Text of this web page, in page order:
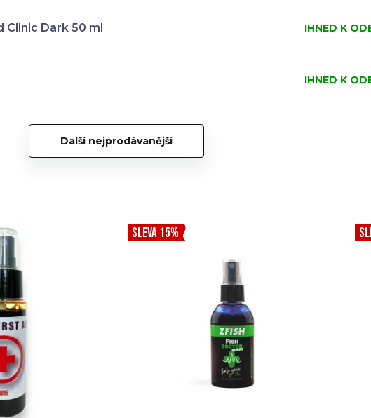
Clinic Dark 50 ml IHNED K
IHNED K
Další nejprodávanější
SLEVA 15%